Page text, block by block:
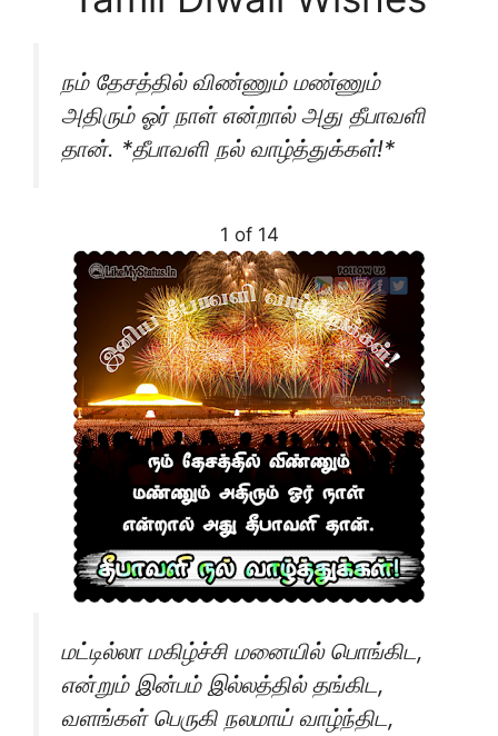
நம் தேசத்தில் விண்ணும் மண்ணும்
அதிரும் ஓர் நாள் என்றால் அது தீபாவளி
தான். *தீபாவளி நல் வாழ்த்துக்கள்!*
1 of 14
மட்டில்லா மகிழ்ச்சி மனையில் பொங்கிட,
என்றும் இன்பம் இல்லத்தில் தங்கிட,
வளங்கள் பெருகி நலமாய் வாழ்ந்திட,